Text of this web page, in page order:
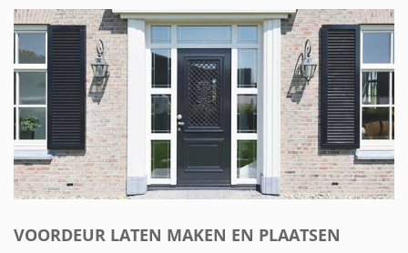
VOORDEUR LATEN MAKEN EN PLAATSEN